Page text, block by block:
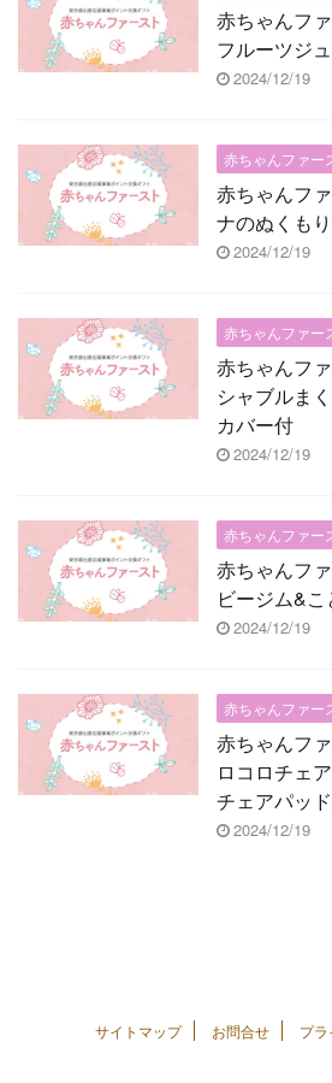
赤ちゃんフ
フルーツジ
2024/12/19
赤ちゃんファー
赤ちゃんフ
ナのぬくも
2024/12/19
赤ちゃんファー
赤ちゃんフ
シャブルま
カバー付
2024/12/19
赤ちゃんファー
赤ちゃんフ
ビージム&
2024/12/19
赤ちゃんファー
赤ちゃんフ
ロコロチェ
チェアパッ
2024/12/19
サイトマップ お問合せ プ